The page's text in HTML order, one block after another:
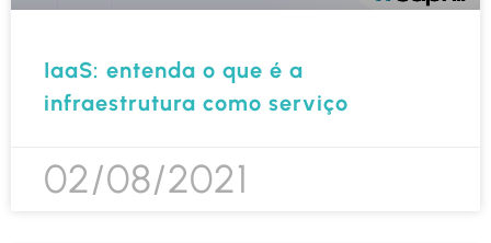
IaaS: entenda o que é a
infraestrutura como serviço
02/08/2021